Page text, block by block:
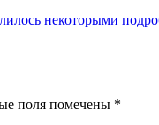
некоторыми
поля помечены *